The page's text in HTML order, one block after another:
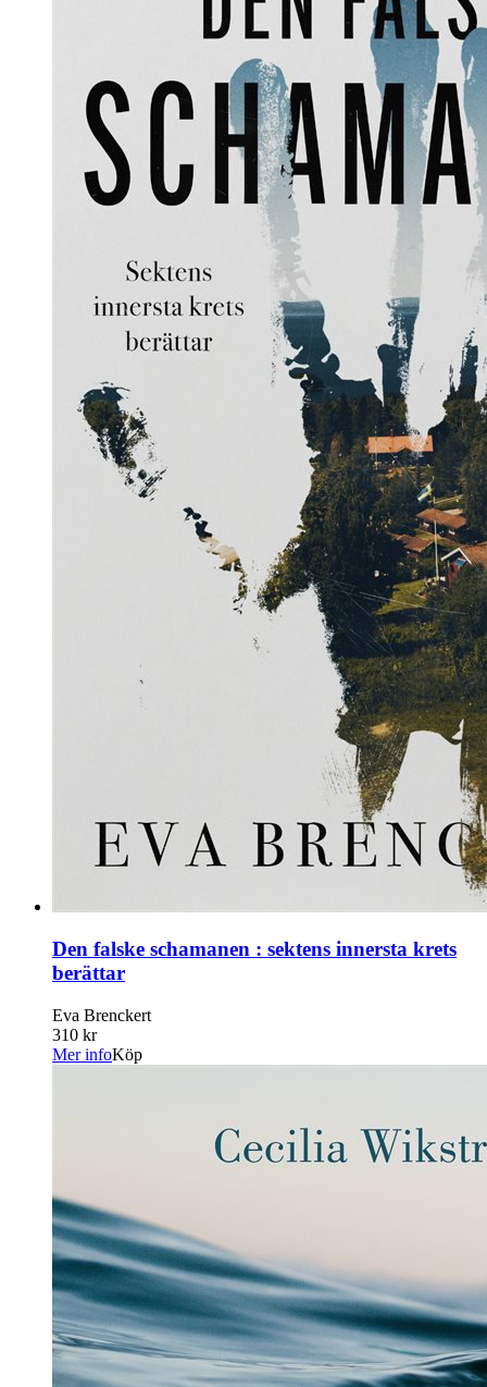
Den falske schamanen : sektens innersta krets
berättar
Eva Brenckert
310 kr
Mer infoKöp